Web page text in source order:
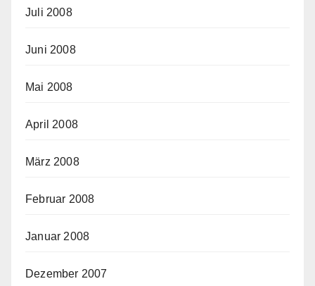
Juli 2008
Juni 2008
Mai 2008
April 2008
März 2008
Februar 2008
Januar 2008
Dezember 2007